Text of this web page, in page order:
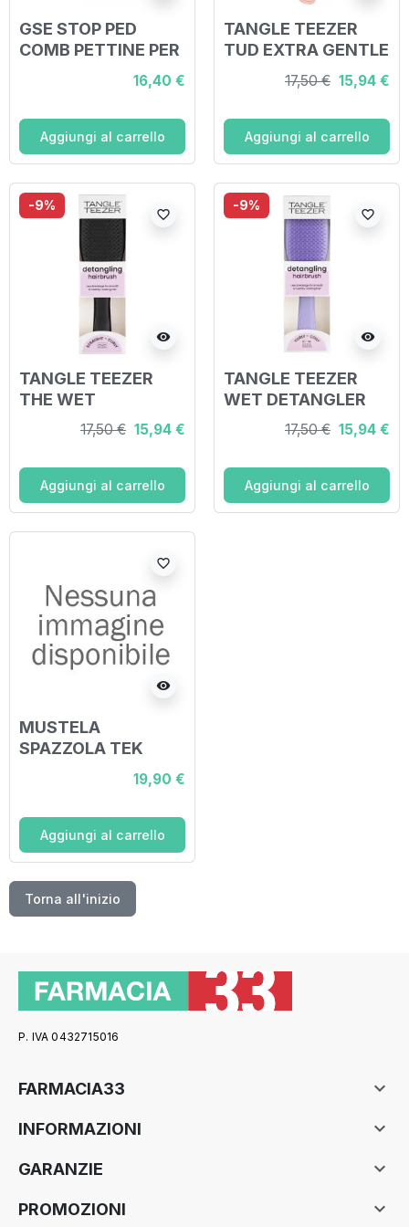
GSE STOP PED
COMB PETTINE PER
PIDOCCHI E LENDINI
16,40 €
Aggiungi al carrello
TANGLE TEEZER
TUD EXTRA GENTLE
SAFFRON
17,50 € 15,94 €
Aggiungi al carrello
-9%
visibility
favorite_border
TANGLE TEEZER
THE WET
DETANGLER BLACK
17,50 € 15,94 €
Aggiungi al carrello
-9%
visibility
favorite_border
TANGLE TEEZER
WET DETANGLER
CURLY LILAC
17,50 € 15,94 €
Aggiungi al carrello
visibility
favorite_border
MUSTELA
SPAZZOLA TEK
19,90 €
Aggiungi al carrello
Torna all'inizio
P. IVA 0432715016
FARMACIA33 
INFORMAZIONI 
GARANZIE 
PROMOZIONI 